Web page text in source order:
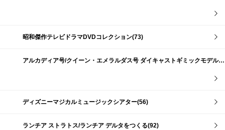
昭和傑作テレビドラマDVDコレクション(73)
アルカディア号/クイーン・エメラルダス号 ダイキャストギミックモデルをつくる(159)
ディズニーマジカルミュージックシアター(56)
ランチア ストラトス/ランチア デルタをつくる(92)